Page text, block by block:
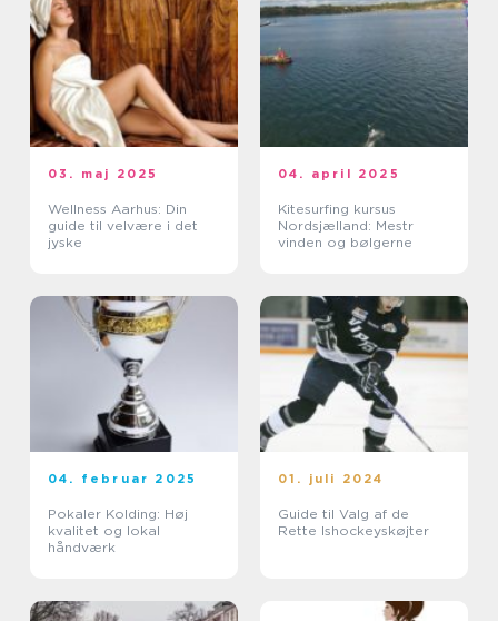
03. maj 2025
Wellness Aarhus: Din
guide til velvære i det
jyske
04. april 2025
Kitesurfing kursus
Nordsjælland: Mestr
vinden og bølgerne
04. februar 2025
Pokaler Kolding: Høj
kvalitet og lokal
håndværk
01. juli 2024
Guide til Valg af de
Rette Ishockeyskøjter